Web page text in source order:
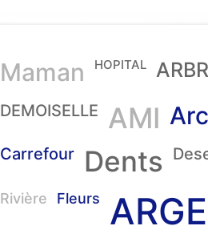
Maman HOPITAL
DEMOISELLE AMI
Carrefour Dents
Rivière Fleurs